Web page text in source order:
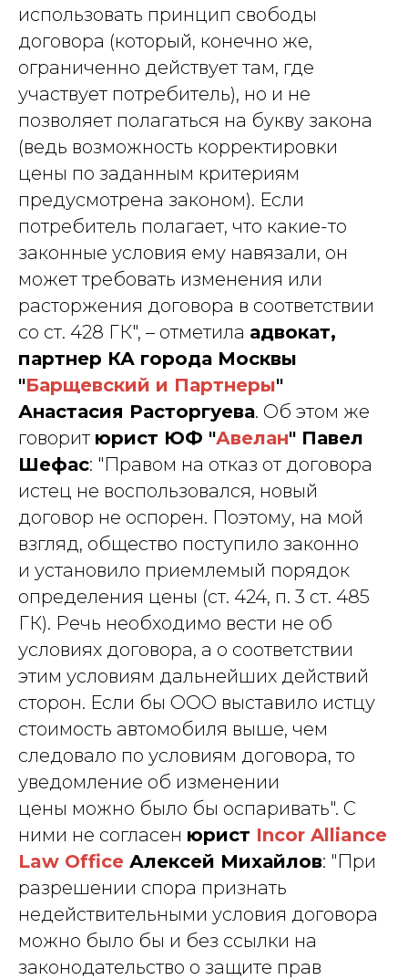
использовать принцип свободы
договора (который, конечно же,
ограниченно действует там, где
участвует потребитель), но и не
позволяет полагаться на букву закона
(ведь возможность корректировки
цены по заданным критериям
предусмотрена законом). Если
потребитель полагает, что какие-то
законные условия ему навязали, он
может требовать изменения или
расторжения договора в соответствии
со ст. 428 ГК", – отметила адвокат,
партнер КА города Москвы
"Барщевский и Партнеры"
Анастасия Расторгуева. Об этом же
говорит юрист ЮФ "Авелан" Павел
Шефас: "Правом на отказ от договора
истец не воспользовался, новый
договор не оспорен. Поэтому, на мой
взгляд, общество поступило законно
и установило приемлемый порядок
определения цены (ст. 424, п. 3 ст. 485
ГК). Речь необходимо вести не об
условиях договора, а о соответствии
этим условиям дальнейших действий
сторон. Если бы ООО выставило истцу
стоимость автомобиля выше, чем
следовало по условиям договора, то
уведомление об изменении
цены можно было бы оспаривать". С
ними не согласен юрист Incor Alliance
Law Office Алексей Михайлов: "При
разрешении спора признать
недействительными условия договора
можно было бы и без ссылки на
законодательство о защите прав